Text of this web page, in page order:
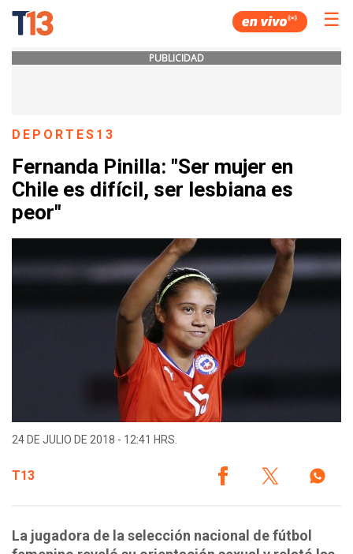
☰
PUBLICIDAD
DEPORTES13
Fernanda Pinilla: "Ser mujer en
Chile es difícil, ser lesbiana es
peor"
24 DE JULIO DE 2018 - 12:41 HRS.
T13
La jugadora de la selección nacional de fútbol